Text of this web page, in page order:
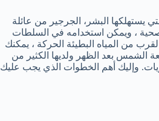
يستهلكها البشر، الجرجير من عائلة
، ويمكن استخدامه في السلطات
من المياه البطيئة الحركة ، يمكنك
الشمس بعد الظهر ولديها الكثير من
وإليك أهم الخطوات الذي يجب عليك